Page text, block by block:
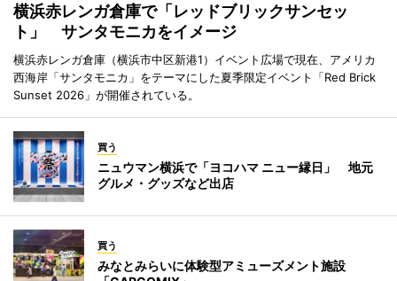
横浜赤レンガ倉庫で「レッドブリックサンセッ
ト」 サンタモニカをイメージ
横浜赤レンガ倉庫（横浜市中区新港1）イベント広場で現在、アメリカ
西海岸「サンタモニカ」をテーマにした夏季限定イベント「Red Brick
Sunset 2026」が開催されている。
買う
ニュウマン横浜で「ヨコハマ ニュー縁日」 地元
グルメ・グッズなど出店
買う
みなとみらいに体験型アミューズメント施設